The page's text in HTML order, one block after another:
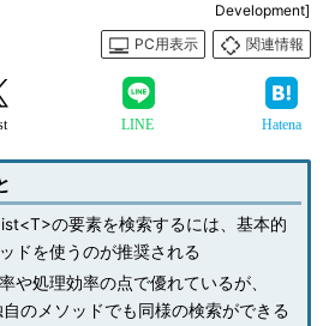
Development]
PC用表示
関連情報
LINE Hatena
の要素を検索するには、基本的
ドを使うのが推奨される
や処理効率の点で優れているが、
のメソッドでも同様の検索ができる